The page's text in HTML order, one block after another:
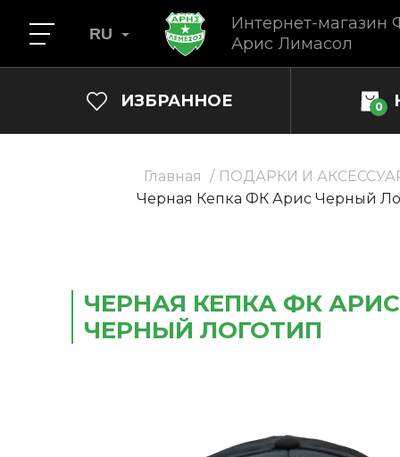
Интернет-магазин
Арис Лимасол
RU
ИЗБРАННОЕ 0
Главная
ПОДАРКИ И
Черная Кепка ФК Арис Черный
ЧЕРНАЯ КЕПКА ФК АРИС
ЧЕРНЫЙ ЛОГОТИП